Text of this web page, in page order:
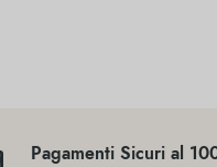
Pagamenti Sicuri al